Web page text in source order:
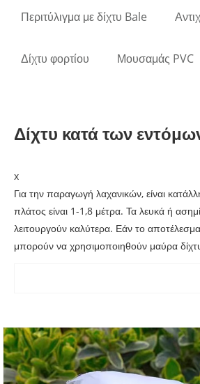
Περιτύλιγμα με δίχτυ Bale
Δίχτυ φορτίου Μουσαμάς PVC
Δίχτυ κατά των
x
Για την παραγωγή λαχανικών, είναι
πλάτος είναι 1-1,8 μέτρα. Τα λευκά ή
λειτουργούν καλύτερα. Εάν το
μπορούν να χρησιμοποιηθούν μαύρα